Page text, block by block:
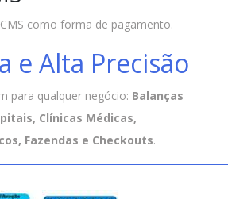
como forma de pagamento.
e Alta Precisão
para qualquer negócio: Balanças
Clínicas Médicas,
Fazendas e Checkouts.